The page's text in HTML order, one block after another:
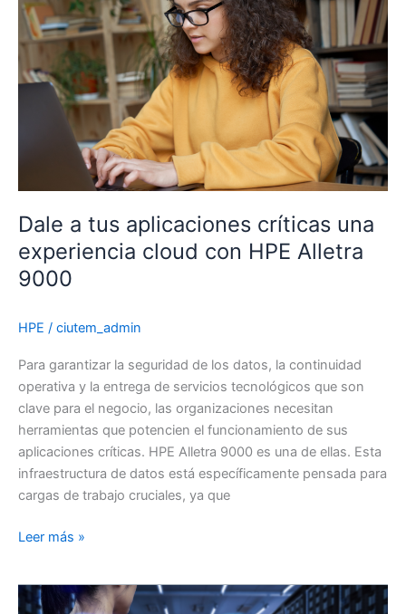
recuperación
ante
desastres,
un
recuperar
datos
de
tu
Dale a tus aplicaciones críticas una
experiencia cloud con HPE Alletra
9000
HPE / ciutem_admin
Para garantizar la seguridad de los datos, la continuidad
operativa y la entrega de servicios tecnológicos que son
clave para el negocio, las organizaciones necesitan
herramientas que potencien el funcionamiento de sus
aplicaciones críticas. HPE Alletra 9000 es una de ellas. Esta
infraestructura de datos está específicamente pensada para
cargas de trabajo cruciales, ya que
Dale
aplicaciones
Leer más »